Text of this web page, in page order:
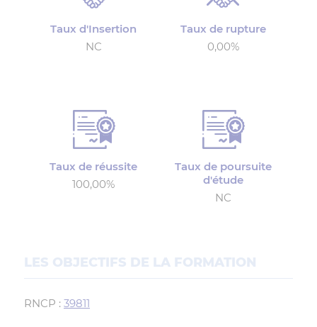
Taux d'Insertion
NC
Taux de rupture
0,00%
Taux de réussite
100,00%
Taux de poursuite
d'étude
NC
LES OBJECTIFS DE LA FORMATION
RNCP : 39811